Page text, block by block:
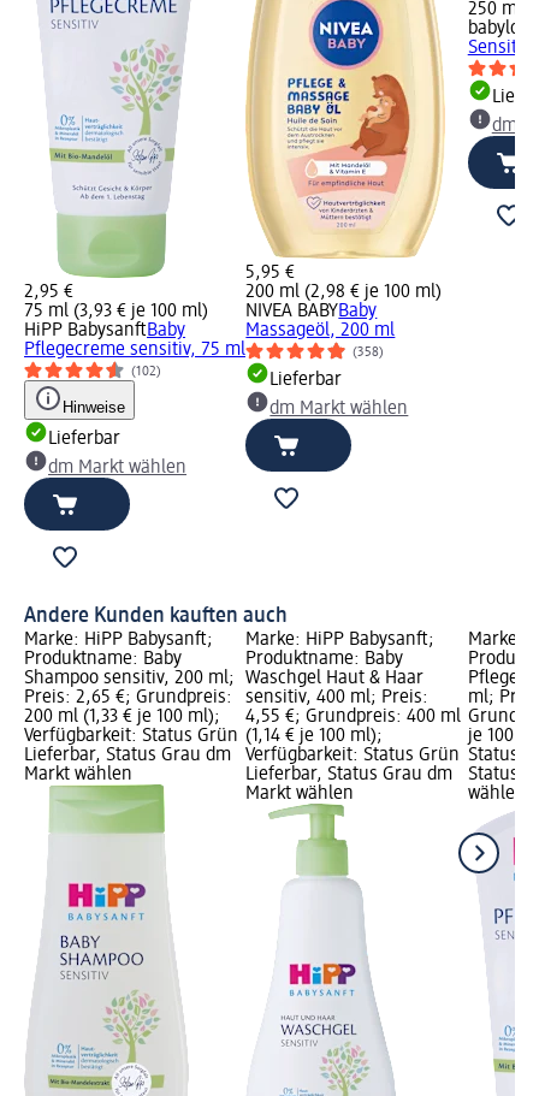
2,95 €
75 ml (3,93 € je 100 ml)
HiPP BabysanftBaby
Pflegecreme sensitiv, 75 ml
(102)
Hinweise
Lieferbar
dm Markt wählen
5,95 €
200 ml (2,98 € je 100 ml)
NIVEA BABYBaby
Massageöl, 200 ml
(358)
Lieferbar
dm Markt wählen
250 ml
babylove
dm
Andere Kunden kauften auch
Marke: HiPP Babysanft;
Produktname: Baby
Shampoo sensitiv, 200 ml;
Preis: 2,65 €; Grundpreis:
200 ml (1,33 € je 100 ml);
Verfügbarkeit: Status Grün
Lieferbar, Status Grau dm
Markt wählen
Marke: HiPP Babysanft;
Produktname: Baby
Waschgel Haut & Haar
sensitiv, 400 ml; Preis:
4,55 €; Grundpreis: 400 ml
(1,14 € je 100 ml);
Verfügbarkeit: Status Grün
Lieferbar, Status Grau dm
Markt wählen
Marke:
ml;
je 100
Status
Status
wählen